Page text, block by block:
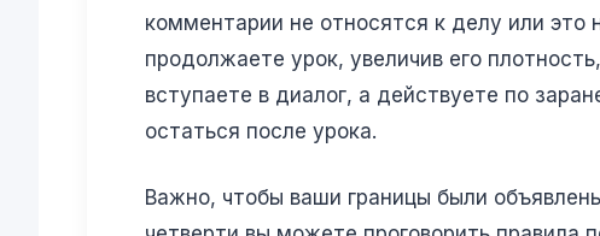
комментарии не относятся к делу или
продолжаете урок, увеличив его
вступаете в диалог, а действуете по
остаться после урока.
Важно, чтобы ваши границы были